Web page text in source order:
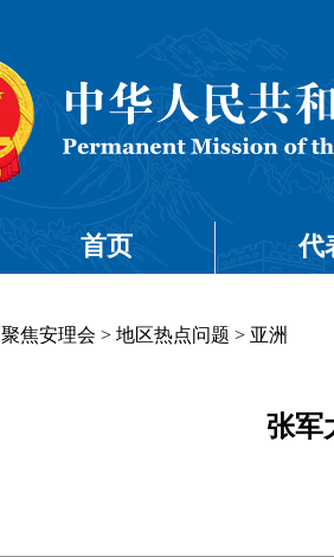
首页 代
聚焦安理会 > 地区热点问题 > 亚洲
张军